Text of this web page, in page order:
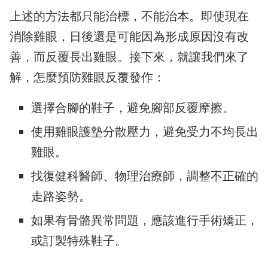
上述的方法都只能治標，不能治本。即使現在
消除雞眼，日後還是可能因為形成原因沒有改
善，而反覆長出雞眼。接下來，就讓我們來了
解，怎麼預防雞眼反覆發作：
選擇合腳的鞋子，避免腳部反覆摩擦。
使用雞眼護墊分散壓力，避免受力不均長出
雞眼。
找復健科醫師、物理治療師，調整不正確的
走路姿勢。
如果有骨骼異常問題，應該進行手術矯正，
或訂製特殊鞋子。